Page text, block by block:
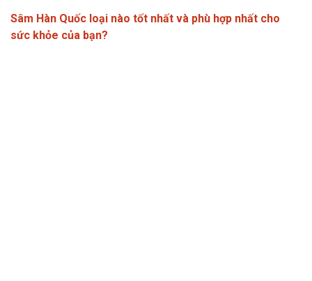
Sâm Hàn Quốc loại nào tốt nhất và phù hợp nhất cho
sức khỏe của bạn?